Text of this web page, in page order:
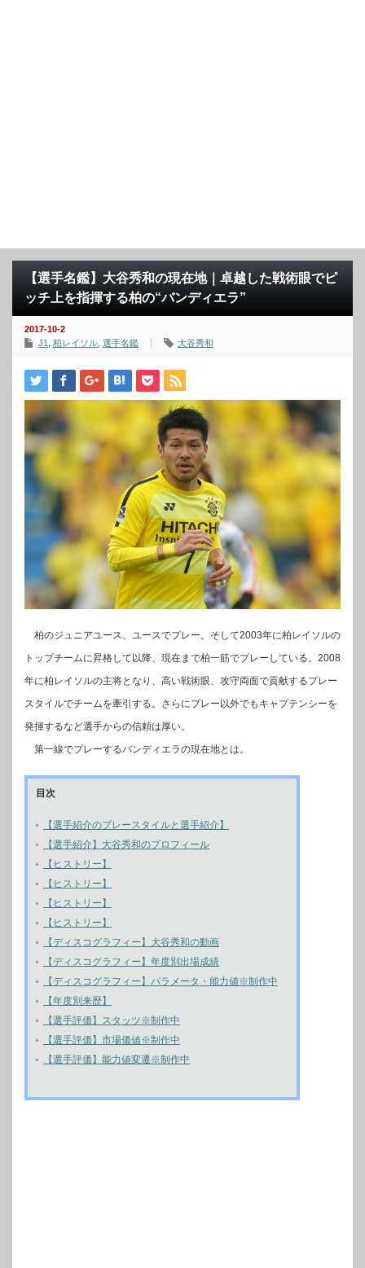
【選手名鑑】大谷秀和の現在地｜卓越した戦術眼でピ
ッチ上を指揮する柏の“バンディエラ”
2017-10-2
J1
柏レイソル 選手名鑑 大谷秀和
柏のジュニアユース、ユースでプレー。そして2003年に柏レイソルの
トップチームに昇格して以降、現在まで柏一筋でプレーしている。2008
年に柏レイソルの主将となり、高い戦術眼、攻守両面で貢献するプレー
スタイルでチームを牽引する。さらにプレー以外でもキャプテンシーを
発揮するなど選手からの信頼は厚い。
第一線でプレーするバンディエラの現在地とは。
目次
【選手紹介のプレースタイルと選手紹介】
【選手紹介】大谷秀和のプロフィール
【ヒストリー】
【ヒストリー】
【ヒストリー】
【ヒストリー】
【ディスコグラフィー】大谷秀和の動画
【ディスコグラフィー】年度別出場成績
【ディスコグラフィー】パラメータ・能力値※制作中
【年度別来歴】
【選手評価】スタッツ※制作中
【選手評価】市場価値※制作中
【選手評価】能力値変遷※制作中